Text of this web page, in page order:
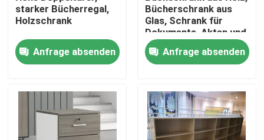
Produkte
starker Bücherregal,
Holzschrank
Anfrage absenden
Bücherschrank aus
Glas, Schrank für
Dokumente, Akten und
Bücher
Anfrage absenden